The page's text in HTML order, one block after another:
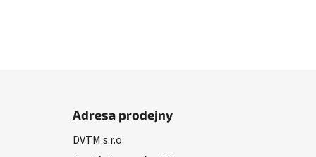
Adresa prodejny
DVTM s.r.o.